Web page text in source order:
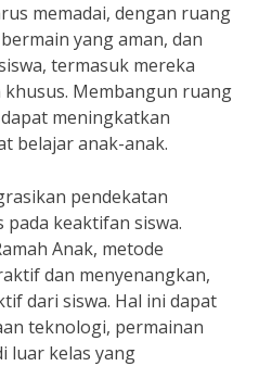
memadai, dengan ruang
yang aman, dan
termasuk mereka
Membangun ruang
meningkatkan
belajar anak-anak.
pendekatan
keaktifan siswa.
Anak, metode
dan menyenangkan,
dari siswa. Hal ini dapat
teknologi, permainan
luar kelas yang